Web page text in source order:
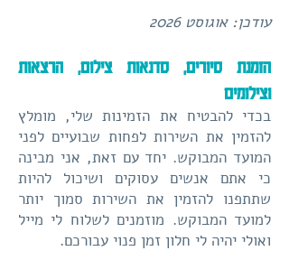
עודכן: אוגוסט 2026
הזמנת סיורים, סדנאות צילום, הרצאות
וצילומים
בכדי להבטיח את הזמינות שלי, מומלץ
להזמין את השירות לפחות שבועיים לפני
המועד המבוקש. יחד עם זאת, אני מבינה
כי אתם אנשים עסוקים ושיכול להיות
שתתפנו להזמין את השירות סמוך יותר
למועד המבוקש. מוזמנים לשלוח לי מייל
ואולי יהיה לי חלון זמן פנוי עבורכם.